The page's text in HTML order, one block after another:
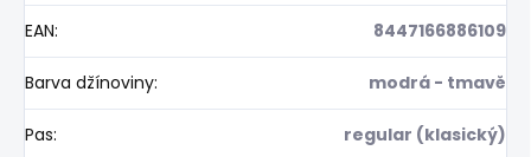
EAN: 8447166886109
Barva džínoviny: modrá - tmavě
Pas: regular (klasický)